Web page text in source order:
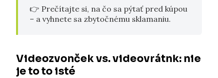
👉 Prečítajte si, na čo sa pýtať pred kúpou
– a vyhnete sa zbytočnému sklamaniu.
Videozvonček vs. videovrátnk: nie
je to to isté